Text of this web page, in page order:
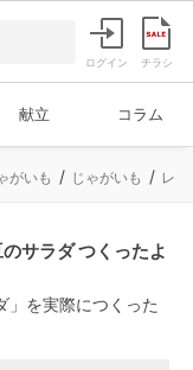
ログイン チラシ
献立 コラム
がいも じゃがいも レ
サラダ つくったよ
」を実際につくった